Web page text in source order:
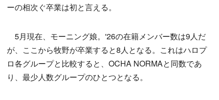
ーの相次ぐ卒業は初と言える。
5月現在、モーニング娘。'26の在籍メンバー数は9人だ
が、ここから牧野が卒業すると8人となる。これはハロプ
ロ各グループと比較すると、OCHA NORMAと同数であ
り、最少人数グループのひとつとなる。